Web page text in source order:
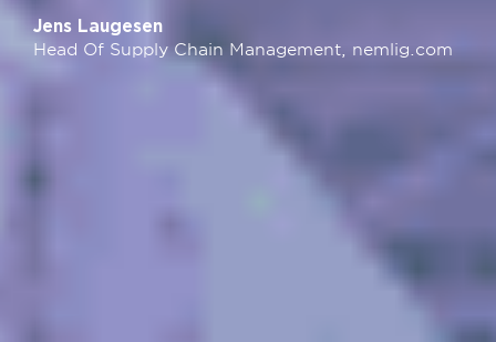
Jens Laugesen
Head Of Supply Chain Management, nemlig.com